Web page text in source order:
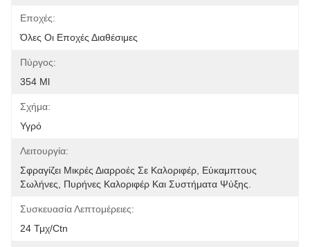
Εποχές:
Όλες Οι Εποχές Διαθέσιμες
Πύργος:
354 Ml
Σχήμα:
Υγρό
Λειτουργία:
Σφραγίζει Μικρές Διαρροές Σε Καλοριφέρ, Εύκαμπτους
Σωλήνες, Πυρήνες Καλοριφέρ Και Συστήματα Ψύξης.
Συσκευασία Λεπτομέρειες:
24 Τμχ/ctn